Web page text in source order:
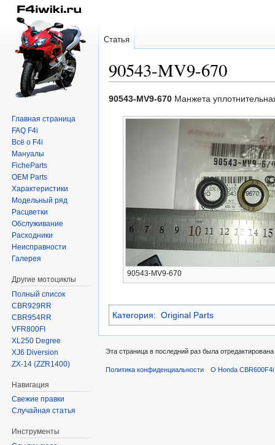
90543-MV9-670
Перейти
Перейти
90543-MV9-670 Манжета
90543-MV9-670
Категория: Original Parts
Статья
Главная страница
FAQ F4i
Всё о F4i
Мануалы
FicheParts
OEM Parts
Характеристики
Модельный ряд
Расцветки
Обслуживание
Расходники
Неисправности
Галерея
Другие мотоциклы
Полный список
CBR929RR
CBR954RR
VFR800FI
XL250 Degree
XJ6 Diversion
ZX-14 (ZZR1400)
Навигация
Свежие правки
Случайная статья
Инструменты
Эта страница в последний раз была
Политика конфиденциальности О Honda CBR600F4i